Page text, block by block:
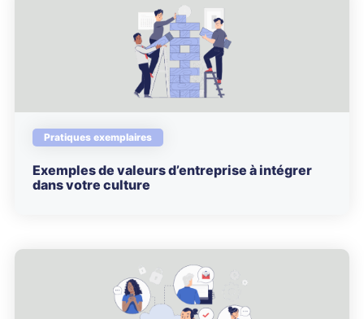
Pratiques exemplaires
Exemples de valeurs d’entreprise à intégrer
dans votre culture